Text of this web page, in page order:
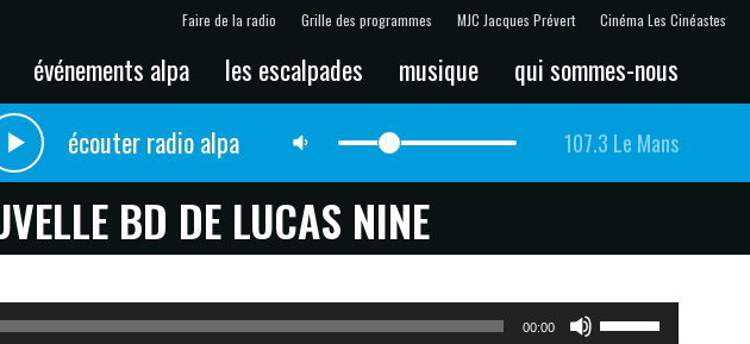
Faire de la radio Grille des programmes MJC Jacques Prévert Cinéma Les Cinéastes
événements alpa les escalpades musique qui sommes-nous
écouter radio alpa 107.3 Le Mans
BD DE LUCAS NINE
00:00